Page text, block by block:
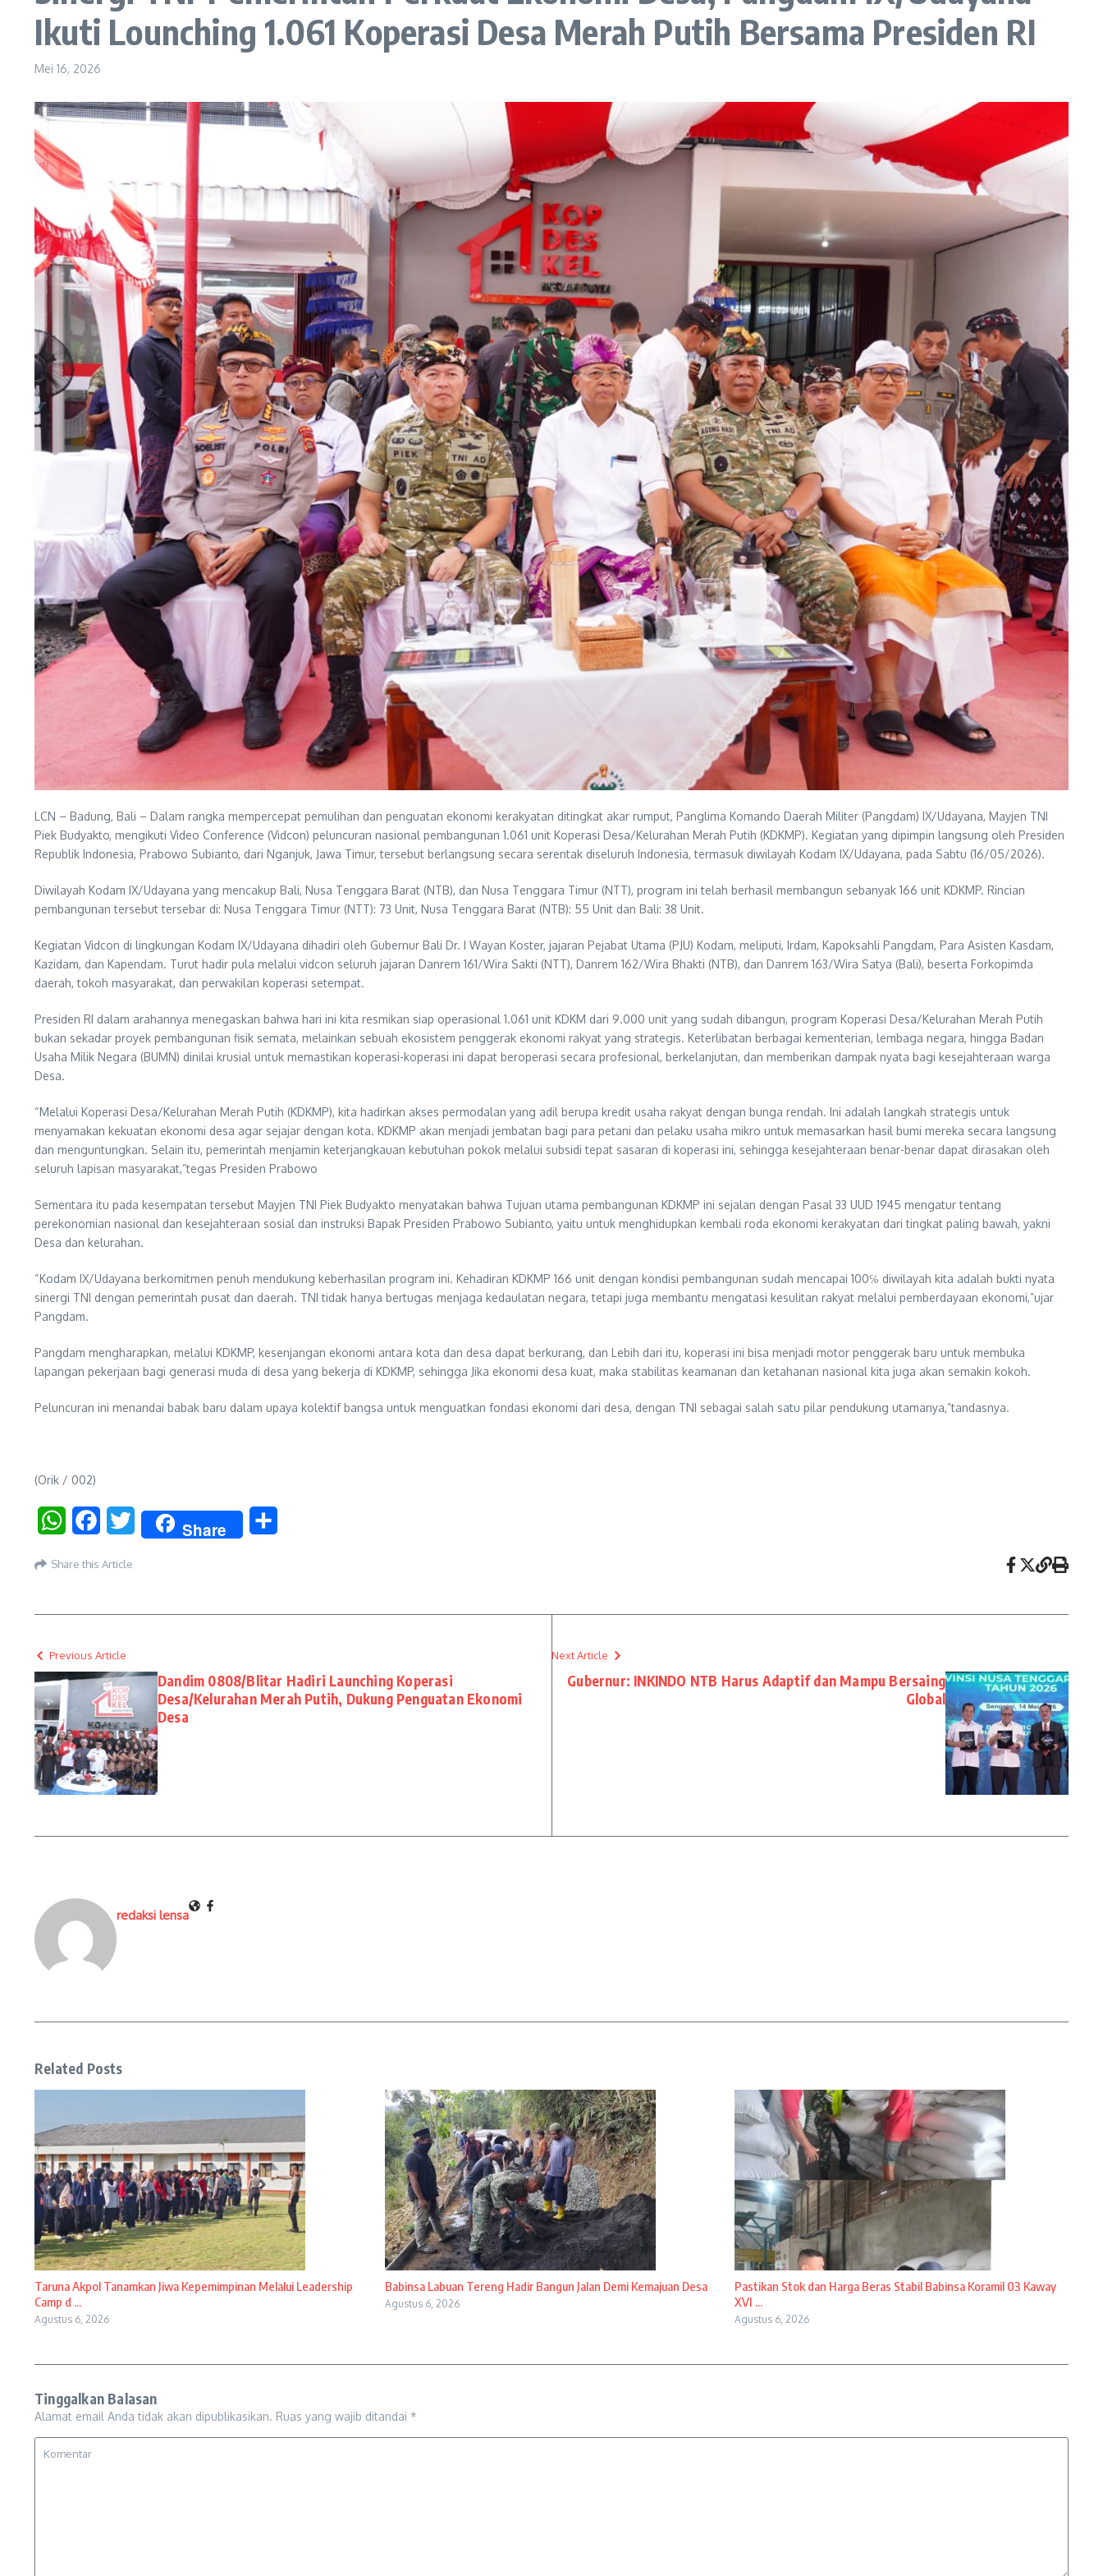
Ikuti Lounching 1.061 Koperasi Desa Merah Putih Bersama Presiden RI
Mei 16, 2026
LCN – Badung, Bali – Dalam rangka mempercepat pemulihan dan penguatan ekonomi kerakyatan ditingkat akar rumput, Panglima Komando Daerah Militer (Pangdam) IX/Udayana, Mayjen TNI
Piek Budyakto, mengikuti Video Conference (Vidcon) peluncuran nasional pembangunan 1.061 unit Koperasi Desa/Kelurahan Merah Putih (KDKMP). Kegiatan yang dipimpin langsung oleh Presiden
Republik Indonesia, Prabowo Subianto, dari Nganjuk, Jawa Timur, tersebut berlangsung secara serentak diseluruh Indonesia, termasuk diwilayah Kodam IX/Udayana, pada Sabtu (16/05/2026).
Diwilayah Kodam IX/Udayana yang mencakup Bali, Nusa Tenggara Barat (NTB), dan Nusa Tenggara Timur (NTT), program ini telah berhasil membangun sebanyak 166 unit KDKMP. Rincian
pembangunan tersebut tersebar di: Nusa Tenggara Timur (NTT): 73 Unit, Nusa Tenggara Barat (NTB): 55 Unit dan Bali: 38 Unit.
Kegiatan Vidcon di lingkungan Kodam IX/Udayana dihadiri oleh Gubernur Bali Dr. I Wayan Koster, jajaran Pejabat Utama (PJU) Kodam, meliputi, Irdam, Kapoksahli Pangdam, Para Asisten Kasdam,
Kazidam, dan Kapendam. Turut hadir pula melalui vidcon seluruh jajaran Danrem 161/Wira Sakti (NTT), Danrem 162/Wira Bhakti (NTB), dan Danrem 163/Wira Satya (Bali), beserta Forkopimda
daerah, tokoh masyarakat, dan perwakilan koperasi setempat.
Presiden RI dalam arahannya menegaskan bahwa hari ini kita resmikan siap operasional 1.061 unit KDKM dari 9.000 unit yang sudah dibangun, program Koperasi Desa/Kelurahan Merah Putih
bukan sekadar proyek pembangunan fisik semata, melainkan sebuah ekosistem penggerak ekonomi rakyat yang strategis. Keterlibatan berbagai kementerian, lembaga negara, hingga Badan
Usaha Milik Negara (BUMN) dinilai krusial untuk memastikan koperasi-koperasi ini dapat beroperasi secara profesional, berkelanjutan, dan memberikan dampak nyata bagi kesejahteraan warga
Desa.
“Melalui Koperasi Desa/Kelurahan Merah Putih (KDKMP), kita hadirkan akses permodalan yang adil berupa kredit usaha rakyat dengan bunga rendah. Ini adalah langkah strategis untuk
menyamakan kekuatan ekonomi desa agar sejajar dengan kota. KDKMP akan menjadi jembatan bagi para petani dan pelaku usaha mikro untuk memasarkan hasil bumi mereka secara langsung
dan menguntungkan. Selain itu, pemerintah menjamin keterjangkauan kebutuhan pokok melalui subsidi tepat sasaran di koperasi ini, sehingga kesejahteraan benar-benar dapat dirasakan oleh
seluruh lapisan masyarakat,”tegas Presiden Prabowo
Sementara itu pada kesempatan tersebut Mayjen TNI Piek Budyakto menyatakan bahwa Tujuan utama pembangunan KDKMP ini sejalan dengan Pasal 33 UUD 1945 mengatur tentang
perekonomian nasional dan kesejahteraan sosial dan instruksi Bapak Presiden Prabowo Subianto, yaitu untuk menghidupkan kembali roda ekonomi kerakyatan dari tingkat paling bawah, yakni
Desa dan kelurahan.
“Kodam IX/Udayana berkomitmen penuh mendukung keberhasilan program ini. Kehadiran KDKMP 166 unit dengan kondisi pembangunan sudah mencapai 100℅ diwilayah kita adalah bukti nyata
sinergi TNI dengan pemerintah pusat dan daerah. TNI tidak hanya bertugas menjaga kedaulatan negara, tetapi juga membantu mengatasi kesulitan rakyat melalui pemberdayaan ekonomi,”ujar
Pangdam.
Pangdam mengharapkan, melalui KDKMP, kesenjangan ekonomi antara kota dan desa dapat berkurang, dan Lebih dari itu, koperasi ini bisa menjadi motor penggerak baru untuk membuka
lapangan pekerjaan bagi generasi muda di desa yang bekerja di KDKMP, sehingga Jika ekonomi desa kuat, maka stabilitas keamanan dan ketahanan nasional kita juga akan semakin kokoh.
Peluncuran ini menandai babak baru dalam upaya kolektif bangsa untuk menguatkan fondasi ekonomi dari desa, dengan TNI sebagai salah satu pilar pendukung utamanya,”tandasnya.
(Orik / 002)
WhatsAppFacebookTwitter Share
Share this Article
Previous Article
Dandim 0808/Blitar Hadiri Launching Koperasi
Desa/Kelurahan Merah Putih, Dukung Penguatan Ekonomi
Desa
Next Article
Gubernur: INKINDO NTB Harus Adaptif dan Mampu Bersaing
Global
redaksi lensa
Related Posts
Taruna Akpol Tanamkan Jiwa Kepemimpinan Melalui Leadership
Camp d ...
Agustus 6, 2026
Babinsa Labuan Tereng Hadir Bangun Jalan Demi Kemajuan Desa
Agustus 6, 2026
Pastikan Stok dan Harga Beras Stabil Babinsa Koramil 03 Kaway
XVI ...
Agustus 6, 2026
Tinggalkan Balasan
Alamat email Anda tidak akan dipublikasikan. Ruas yang wajib ditandai *